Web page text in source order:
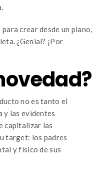
crear desde un piano,
¿Genial? ¡Por
no es tanto el
y las evidentes
capitalizar las
target: los padres
y físico de sus